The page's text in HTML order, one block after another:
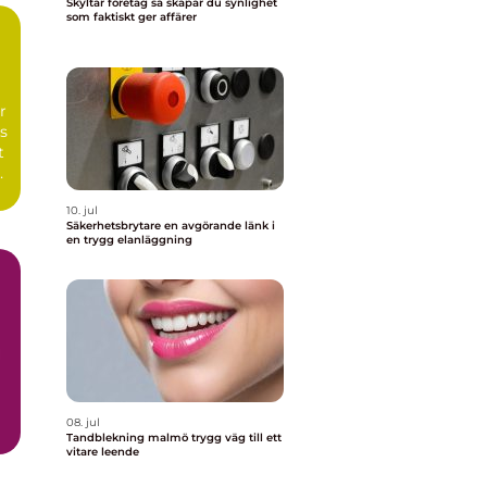
som faktiskt ger affärer
10. jul
Säkerhetsbrytare en avgörande länk i
en trygg elanläggning
08. jul
Tandblekning malmö trygg väg till ett
vitare leende